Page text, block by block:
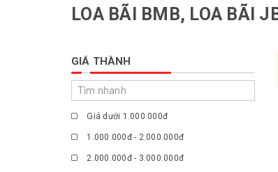
LOA BÃI BMB, LOA BÃI
GIÁ THÀNH
Giá dưới 1.000.000đ
1.000.000đ - 2.000.000đ
2.000.000đ - 3.000.000đ